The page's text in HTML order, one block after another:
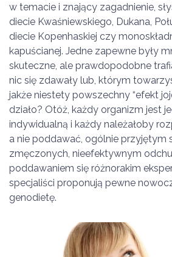
w temacie i znający zagadnienie,
diecie Kwaśniewskiego, Dukana,
diecie Kopenhaskiej czy
kapuścianej. Jedne zapewne były
skuteczne, ale prawdopodobne
nic się zdawały lub, którym
jakże niestety powszechny “efekt
działo? Otóż, każdy organizm jest
indywidualną i każdy należałoby
a nie poddawać, ogólnie przyjętym
zmęczonych, nieefektywnym
poddawaniem się różnorakim
specjaliści proponują pewne
genodietę.